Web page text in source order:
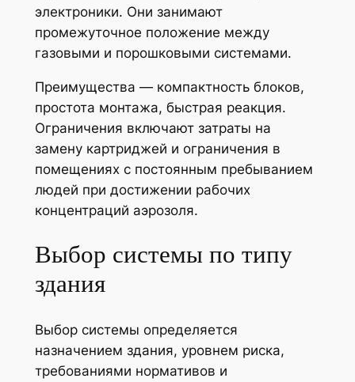
электроники. Они занимают
промежуточное положение между
газовыми и порошковыми системами.
Преимущества — компактность блоков,
простота монтажа, быстрая реакция.
Ограничения включают затраты на
замену картриджей и ограничения в
помещениях с постоянным пребыванием
людей при достижении рабочих
концентраций аэрозоля.
Выбор системы по типу
здания
Выбор системы определяется
назначением здания, уровнем риска,
требованиями нормативов и